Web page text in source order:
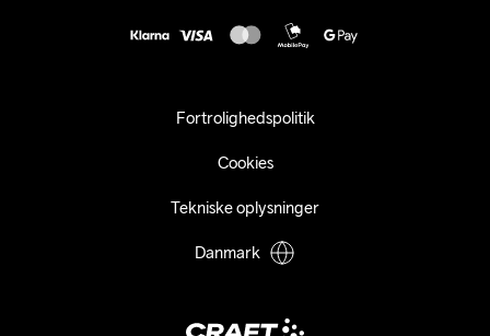
Fortrolighedspolitik
Cookies
Tekniske oplysninger
Danmark